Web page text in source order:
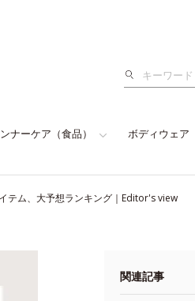
検
ナーケア（食品） ボディウェア
テム、大予想ランキング｜Editor's view
関連記事